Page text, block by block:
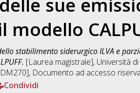
sue
stabilimento siderurgico ILVA e
[Laurea magistrale], Università
, Documento ad accesso
Condividi